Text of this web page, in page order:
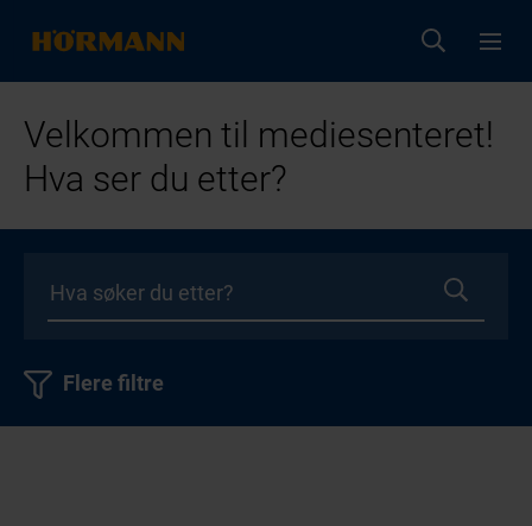
Velkommen til mediesenteret!
Hva ser du etter?
Flere filtre